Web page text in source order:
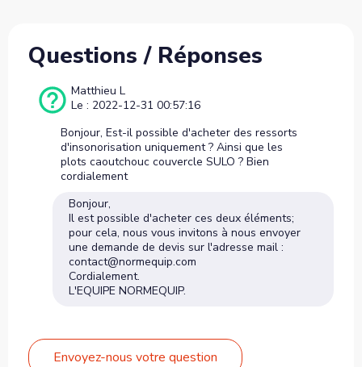
Questions / Réponses
Matthieu L
Le : 2022-12-31 00:57:16
Bonjour, Est-il possible d'acheter des ressorts
d'insonorisation uniquement ? Ainsi que les
plots caoutchouc couvercle SULO ? Bien
cordialement
Bonjour,
Il est possible d'acheter ces deux éléments;
pour cela, nous vous invitons à nous envoyer
une demande de devis sur l'adresse mail :
contact@normequip.com
Cordialement.
L'EQUIPE NORMEQUIP.
Envoyez-nous votre question